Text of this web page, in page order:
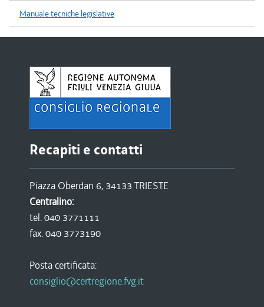
Manuale tecniche legislative
Recapiti e contatti
Piazza Oberdan 6, 34133 TRIESTE
Centralino:
tel. 040 3771111
fax. 040 3773190
Posta certificata:
consiglio@certregione.fvg.it